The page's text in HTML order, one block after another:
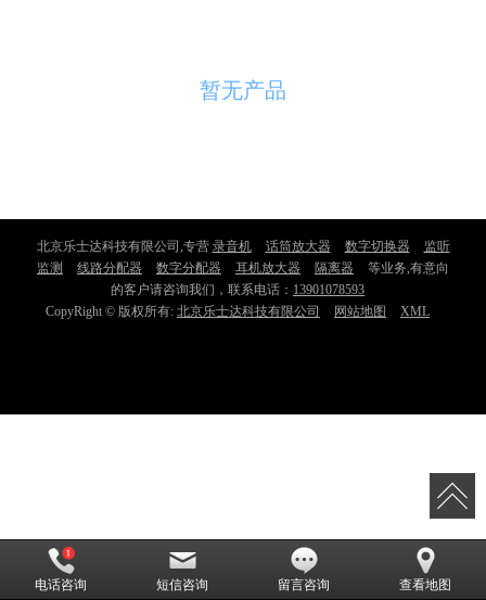
暂无产品
北京乐士达科技有限公司,专营 录音机 话筒放大器 数字切换器
监听
监测
线路分配器 数字分配器 耳机放大器 隔离器
等业务,有意向
的客户请咨询我们，联系电话： 13901078593
CopyRight © 版权所有: 北京乐士达科技有限公司 网站地图 XML
电话咨询 短信咨询 留言咨询 查看地图